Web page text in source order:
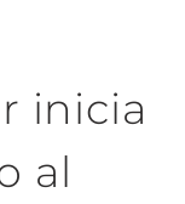
inicia
al